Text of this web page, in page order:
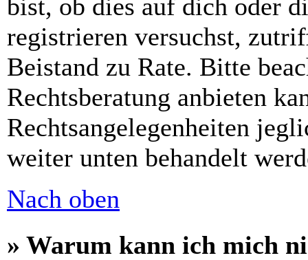
bist, ob dies auf dich oder
registrieren versuchst,
Beistand zu Rate. Bitte
Rechtsberatung anbieten
Rechtsangelegenheiten
weiter unten behandelt
Nach oben
» Warum kann ich mich